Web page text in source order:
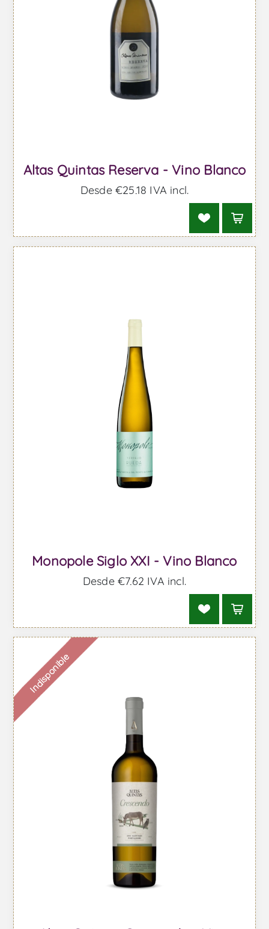
Altas Quintas Reserva - Vino Blanco
Desde €25,18 IVA incl.
Monopole Siglo XXI - Vino Blanco
Desde €7,62 IVA incl.
Indisponible